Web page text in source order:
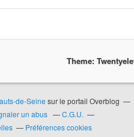
Theme:
de-Seine sur le portail Overblog
un abus
C.G.U.
Préférences cookies